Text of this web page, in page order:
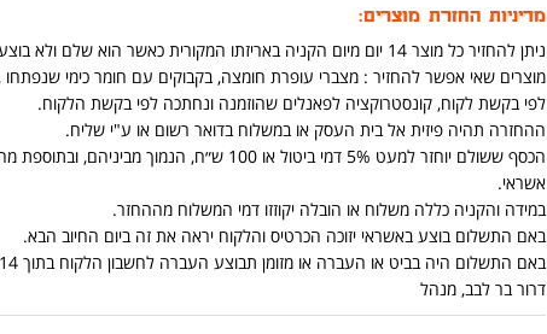
מדיניות החזרת מוצרים:
ניתן להחזיר כל מוצר 14 יום מיום הקניה באריזתו המקורית כאשר הוא שלם ולא בוצע בו שימוש .
מוצרים שאי אפשר להחזיר : מצברי עופרת חומצה, בקבוקים עם חומר כימי שנפתחו
לפי בקשת לקוח, קונסטרוקציה לפאנלים שהוזמנה ונחתכה לפי בקשת הלקוח.
ההחזרה תהיה פיזית אל בית העסק או במשלוח בדואר רשום או ע"י שליח.
הכסף ששולם יוחזר למעט 5% דמי ביטול או 100
אשראי.
במידה והקניה כללה משלוח או הובלה יקוזזו דמי המשלוח מההחזר.
באם התשלום בוצע באשראי יזוכה הכרטיס והלקוח יראה את זה ביום החיוב הבא.
באם התשלום היה בביט או העברה או מזומן תבוצע העברה לחשבון הלקוח בתוך 14 יום מיום החזרת המוצר.
דרור בר לבב, מנהל